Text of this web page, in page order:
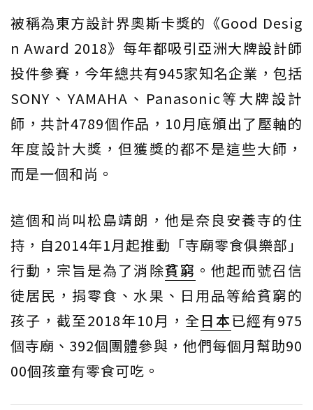
被稱為東方設計界奧斯卡獎的《Good Desig
n Award 2018》每年都吸引亞洲大牌設計師
投件參賽，今年總共有945家知名企業，包括
SONY、YAMAHA、Panasonic等大牌設計
師，共計4789個作品，10月底頒出了壓軸的
年度設計大獎，但獲獎的都不是這些大師，
而是一個和尚。
這個和尚叫松島靖朗，他是奈良安養寺的住
持，自2014年1月起推動「寺廟零食俱樂部」
行動，宗旨是為了消除貧窮 。他起而號召信
徒居民，捐零食、水果、日用品等給貧窮的
孩子，截至2018年10月，全 日本已經有975
個寺廟、392個團體參與，他們每個月幫助90
00個孩童有零食可吃。